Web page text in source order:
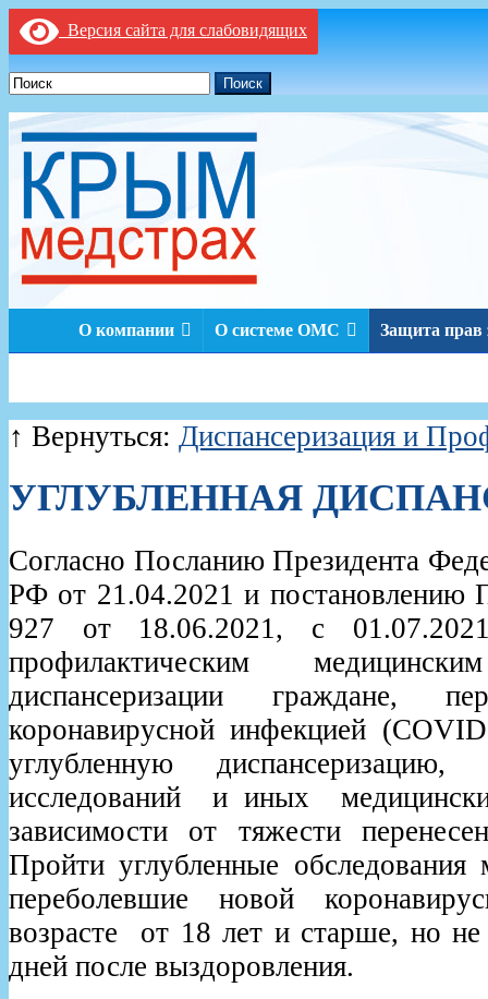
Версия сайта для слабовидящих
Поиск
О компании О системе ОМС Защита прав
↑ Вернуться: Диспансеризация и
УГЛУБЛЕННАЯ
Согласно Посланию Президента
РФ от 21.04.2021 и постановлению
927 от 18.06.2021, с
профилактическим
диспансеризации граждане,
коронавирусной инфекцией
углубленную
исследований и иных
зависимости от тяжести
Пройти углубленные обследования
переболевшие новой
возрасте от 18 лет и старше, но
дней после выздоровления.